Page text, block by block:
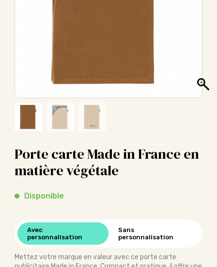
Porte carte Made in France en
matière végétale
Disponible
Avec
personnalisation
Sans
personnalisation
Mettez votre marque en valeur avec ce porte carte